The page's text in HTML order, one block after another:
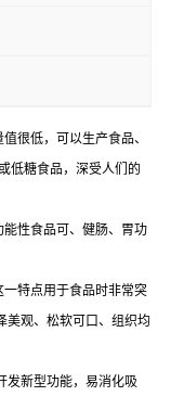
很低，可以生产食品、
低糖食品，深受人们的
性食品可、健肠、胃功
特点用于食品时非常突
美观、松软可口、组织均
发新型功能，易消化吸